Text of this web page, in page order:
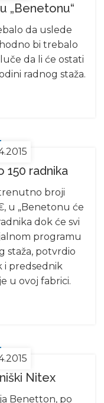
„Benetonu“
da uslede
bi trebalo
da li će ostati
radnog staža.
150 radnika
broji
u „Benetonu će
dok će svi
programu
staža, potvrdio
i predsednik
u ovoj fabrici.
Nitex
Benetton, po